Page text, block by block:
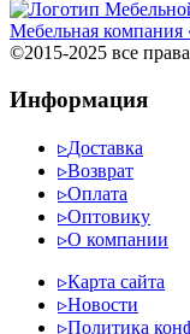
Мебельная
©2015-2025 все
Информация
▹Доставка
▹Возврат
▹Оплата
▹Оптовику
▹О компании
▹Карта сайта
▹Новости
▹Политика